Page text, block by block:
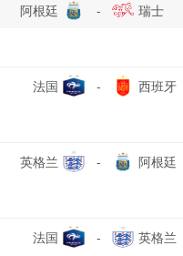
阿根廷 - 瑞士
法国 - 西班牙
英格兰 - 阿根廷
法国 - 英格兰